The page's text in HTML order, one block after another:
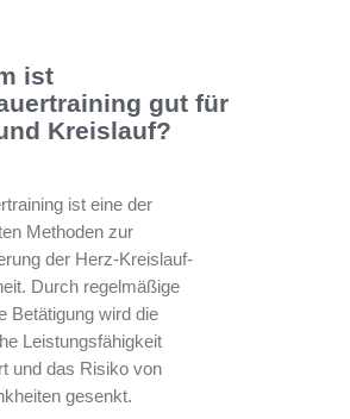
ist
gut für
Kreislauf?
ist eine der
Methoden zur
der Herz-Kreislauf-
Durch regelmäßige
Betätigung wird die
Leistungsfähigkeit
und das Risiko von
gesenkt.